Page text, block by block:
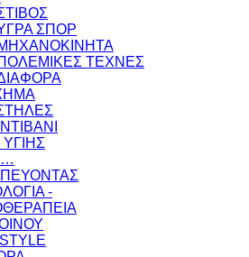
ΣΠΟΡ
ΤΕΧΝΕΣ
-